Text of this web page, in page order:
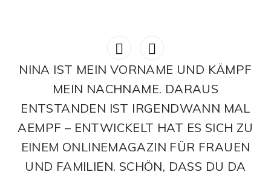
NINA IST MEIN VORNAME UND KÄMPF
MEIN NACHNAME. DARAUS
ENTSTANDEN IST IRGENDWANN MAL
AEMPF – ENTWICKELT HAT ES SICH ZU
EINEM ONLINEMAGAZIN FÜR FRAUEN
UND FAMILIEN. SCHÖN, DASS DU DA